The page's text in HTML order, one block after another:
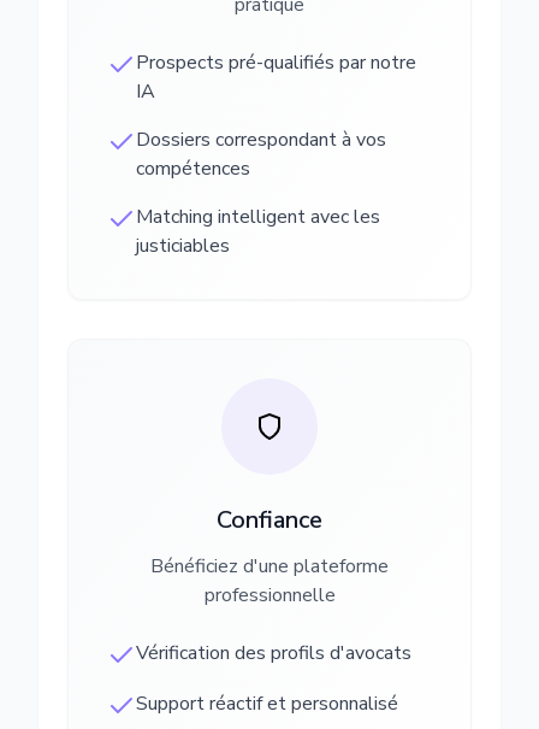
Prospects pré-qualifiés par notre
IA
Dossiers correspondant à vos
compétences
Matching intelligent avec les
justiciables
Confiance
Bénéficiez d'une plateforme
professionnelle
Vérification des profils d'avocats
Support réactif et personnalisé